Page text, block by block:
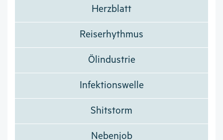
Herzblatt
Reiserhythmus
Ölindustrie
Infektionswelle
Shitstorm
Nebenjob